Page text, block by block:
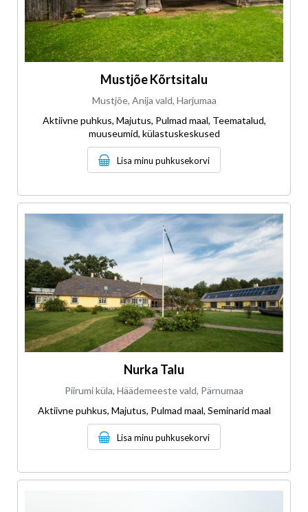
Mustjõe Kõrtsitalu
Mustjõe, Anija vald, Harjumaa
Aktiivne puhkus, Majutus, Pulmad maal, Teematalud,
muuseumid, külastuskeskused
Lisa minu puhkusekorvi
Nurka Talu
Piirumi küla, Häädemeeste vald, Pärnumaa
Aktiivne puhkus, Majutus, Pulmad maal, Seminarid maal
Lisa minu puhkusekorvi